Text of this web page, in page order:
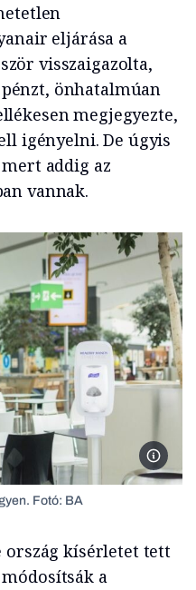
eljárása a
visszaigazolta,
önhatalmúan
megjegyezte,
igényelni. De úgyis
addig az
vannak.
Fotó: BA
ország kísérletet tett
a